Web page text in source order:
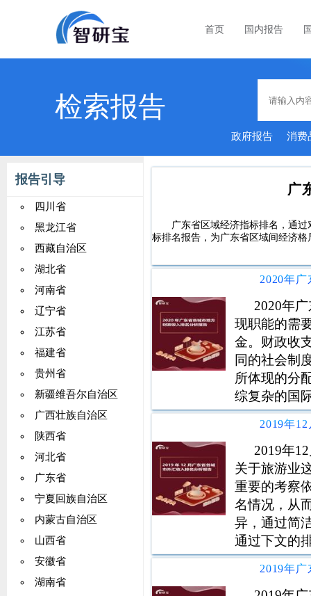
首页 国内报告
检索报告
政府报告 消费
报告引导
四川省
黑龙江省
西藏自治区
湖北省
河南省
辽宁省
江苏省
福建省
贵州省
新疆维吾尔自治区
广西壮族自治区
陕西省
河北省
广东省
宁夏回族自治区
内蒙古自治区
山西省
安徽省
湖南省
广
广东省区域经济指标排名，通
标排名报告，为广东省区域间经济格
2020年
现职能的需
金。财政收
同的社会制
所体现的分
综复杂的国
近平同志为
实党中央、
质量发展要
2019年
关于旅游业
重要的考察
名情况，从
异，通过简
通过下文的
的平均值为
地区在平均